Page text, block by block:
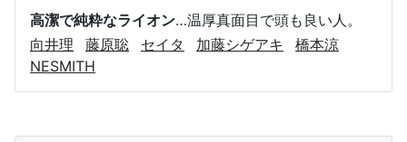
高潔で純粋なライオン…温厚真面目で頭も良い人。
向井理
藤原聡 セイタ 加藤シゲアキ
橋本涼
NESMITH